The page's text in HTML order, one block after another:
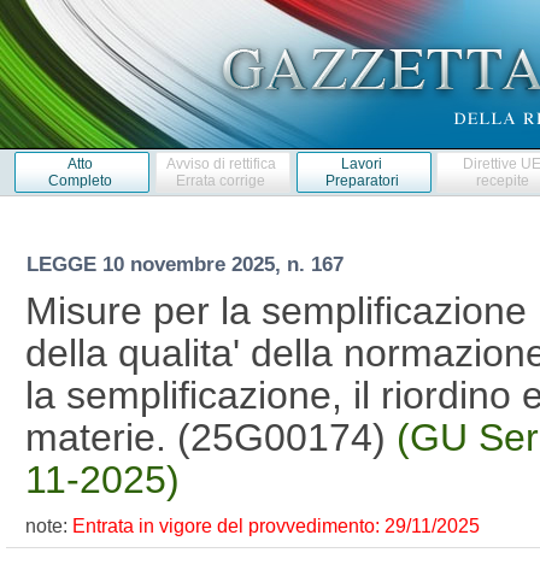
Atto
Completo
Avviso di rettifica
Errata corrige
Lavori
Preparatori
Direttive
recepite
LEGGE 10 novembre 2025, n. 167
Misure per la
della qualita' della
la semplificazione, il riordino
materie. (25G00174) (GU
11-2025)
note: Entrata in vigore del provvedimento: 29/11/2025